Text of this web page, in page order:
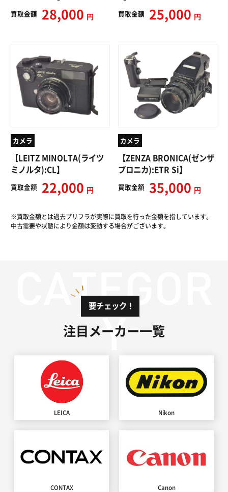
買取金額 28,000 円 買取金額 25,000 円
カメラ
【LEITZ MINOLTA(ライツ
ミノルタ):CL】
買取金額 22,000 円
カメラ
【ZENZA BRONICA(ゼンザ
ブロニカ):ETR Si】
買取金額 35,000 円
※買取金額とは過去プリフラが実際に買取を行った金額を指しています。
中古需要や状態により金額は変動する場合がございます。
要チェック！
注目メーカー一覧
LEICA Nikon
CONTAX Canon